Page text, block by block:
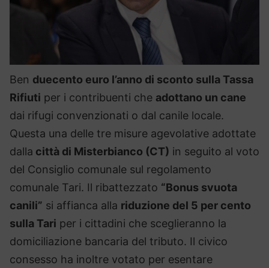
Ben duecento euro l’anno di sconto sulla Tassa
Rifiuti per i contribuenti che adottano un cane
dai rifugi convenzionati o dal canile locale.
Questa una delle tre misure agevolative adottate
dalla città di Misterbianco (CT) in seguito al voto
del Consiglio comunale sul regolamento
comunale Tari. Il ribattezzato “Bonus svuota
canili” si affianca alla riduzione del 5 per cento
sulla Tari per i cittadini che sceglieranno la
domiciliazione bancaria del tributo. Il civico
consesso ha inoltre votato per esentare